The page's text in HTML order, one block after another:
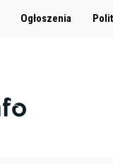
Ogłoszenia